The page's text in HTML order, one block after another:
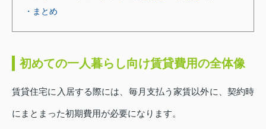
・まとめ
初めての一人暮らし向け賃貸費用の全体像
賃貸住宅に入居する際には、毎月支払う家賃以外に、契約時
にまとまった初期費用が必要になります。